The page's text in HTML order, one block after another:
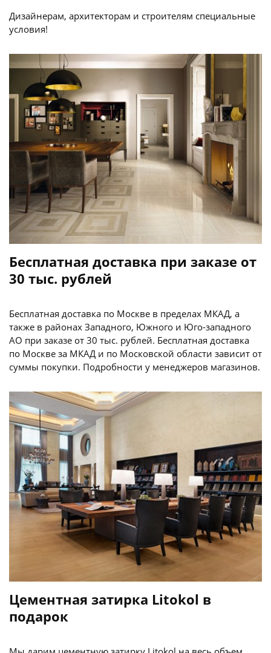
Дизайнерам, архитекторам и строителям специальные
условия!
Бесплатная доставка при заказе от
30 тыс. рублей
Бесплатная доставка по Москве в пределах МКАД, а
также в районах Западного, Южного и Юго-западного
АО при заказе от 30 тыс. рублей. Бесплатная доставка
по Москве за МКАД и по Московской области зависит от
суммы покупки. Подробности у менеджеров магазинов.
Цементная затирка Litokol в
подарок